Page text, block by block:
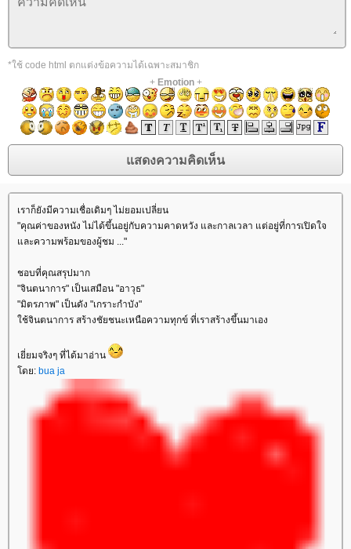
*ใช้ code html ตกแต่งข้อความได้เฉพาะสมาชิก
+ Emotion+
เราก็ยังมีความเชื่อเดิมๆ ไม่ยอมเปลี่ยน
"คุณค่าของหนัง ไม่ได้ขึ้นอยู่กับความคาดหวัง และกาลเวลา แต่อยู่ที่การเปิดใจ
ละความพร้อมของผู้ชม ..."
ชอบที่คุณสรุปมาก
"จินตนาการ" เป็นเสมือน "อาวุธ"
"มิตรภาพ" เป็นดัง "เกราะกำบัง"
ช้จินตนาการ สร้างชัยชนะเหนือความทุกข์ ที่เราสร้างขึ้นมาเอง
เยี่ยมจริงๆ ที่ได้มาอ่าน
ดย: bua ja